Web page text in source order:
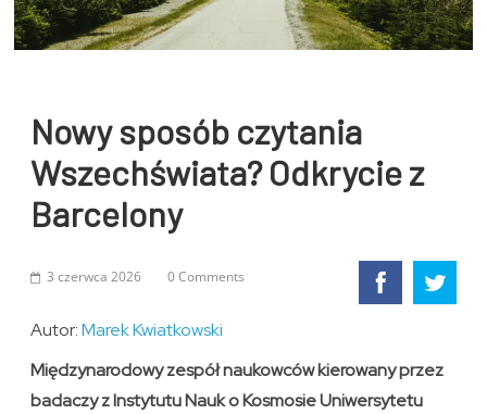
Nowy sposób czytania
Wszechświata? Odkrycie z
Barcelony
3 czerwca 2026 0 Comments
Autor:Marek Kwiatkowski
Międzynarodowy zespół naukowców kierowany przez
badaczy z Instytutu Nauk o Kosmosie Uniwersytetu